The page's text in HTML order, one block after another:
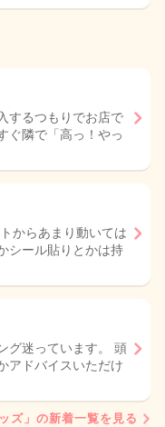
するつもりでお店で
ぐ隣で「高っ！やっ
からあまり動いては
シール貼りとかは持
グ迷っています。 頭
アドバイスいただけ
ズ」の新着一覧を見る